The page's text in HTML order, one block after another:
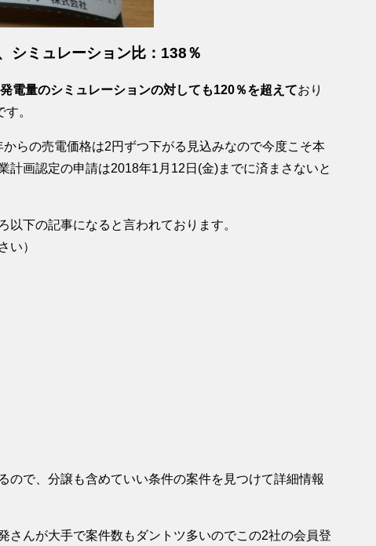
シミュレーション比：138％
電量のシミュレーションの対しても120％を超えており
。
らの売電価格は2円ずつ下がる見込みなので今度こそ本
計画認定の申請は2018年1月12日(金)までに済まさないと
下の記事になると言われております。
い）
ので、分譲も含めていい条件の案件を見つけて詳細情報
さんが大手で案件数もダントツ多いのでこの2社の会員登